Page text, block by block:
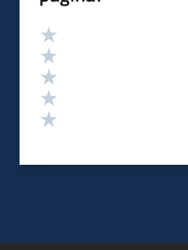
Valutazione